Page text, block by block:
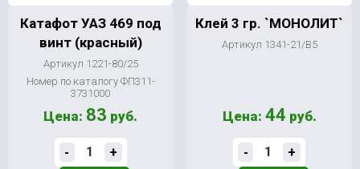
Катафот УАЗ 469 под
винт (красный)
Артикул 1221-80/25
Номер по каталогу ФП311-
3731000
Цена: 83 руб.
- +
Клей 3 гр. `МОНОЛИТ`
Артикул 1341-21/В5
Цена: 44 руб.
- +